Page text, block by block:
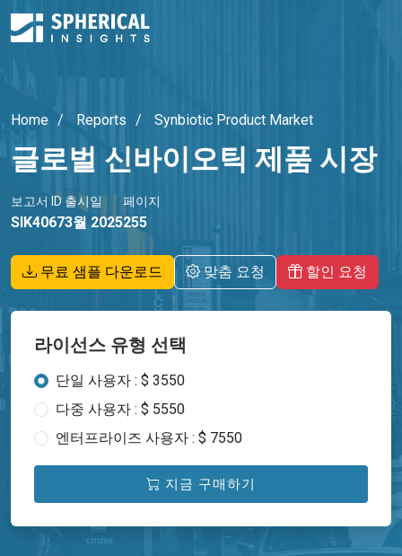
Home Reports Synbiotic Product Market
글로벌 신바이오틱 제품 시장
보고서 ID
SIK4067
출시일
3월 2025
페이지
255
무료 샘플 다운로드 맞춤 요청 할인 요청
라이선스 유형 선택
단일 사용자 : $ 3550
다중 사용자 : $ 5550
엔터프라이즈 사용자 : $ 7550
지금 구매하기